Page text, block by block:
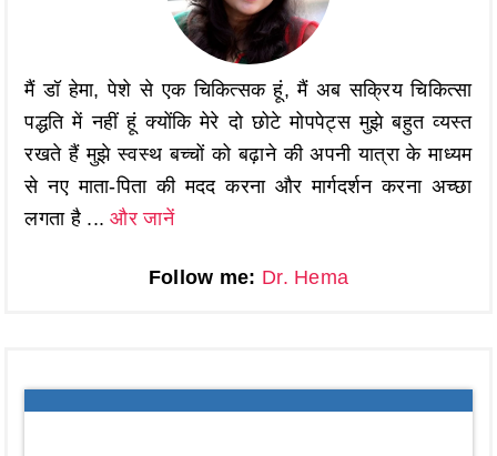
मैं डॉ हेमा, पेशे से एक चिकित्सक हूं, मैं अब सक्रिय चिकित्सा
पद्धति में नहीं हूं क्योंकि मेरे दो छोटे मोपपेट्स मुझे बहुत व्यस्त
रखते हैं मुझे स्वस्थ बच्चों को बढ़ाने की अपनी यात्रा के माध्यम
से नए माता-पिता की मदद करना और मार्गदर्शन करना अच्छा
लगता है ...और जानें
Follow me: Dr. Hema